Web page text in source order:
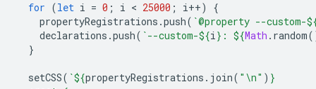
for (let i = 0 ; i < 25000 ; i++)
{
propertyRegistrations .push( `@property --custom-
declarations .push( `--custom-${i} : ${Math . random
}
setCSS( `${propertyRegistrations . join( "\n" ) }